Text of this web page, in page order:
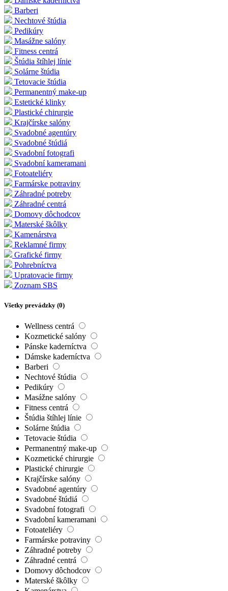
Barberi
Nechtové štúdia
Pedikúry
Masážne salóny
Fitness centrá
Štúdia štíhlej línie
Solárne štúdia
Tetovacie štúdia
Permanentný make-up
Estetické klinky
Plastické chirurgie
Krajčírske salóny
Svadobné agentúry
Svadobné štúdiá
Svadobní fotografi
Svadobní kameramani
Fotoateliéry
Farmárske potraviny
Záhradné potreby
Záhradné centrá
Domovy dôchodcov
Materské škôlky
Kamenárstva
Reklamné firmy
Grafické firmy
Pohrebníctva
Upratovacie firmy
Zoznam SBS
Všetky prevádzky (0)
Wellness centrá
Kozmetické salóny
Pánske kaderníctva
Dámske kaderníctva
Barberi
Nechtové štúdia
Pedikúry
Masážne salóny
Fitness centrá
Štúdia štíhlej línie
Solárne štúdia
Tetovacie štúdia
Permanentný make-up
Kozmetické chirurgie
Plastické chirurgie
Krajčírske salóny
Svadobné agentúry
Svadobné štúdiá
Svadobní fotografi
Svadobní kameramani
Fotoateliéry
Farmárske potraviny
Záhradné potreby
Záhradné centrá
Domovy dôchodcov
Materské škôlky